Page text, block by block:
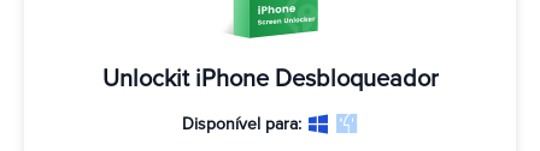
Unlockit iPhone Desbloqueador
Disponível para: